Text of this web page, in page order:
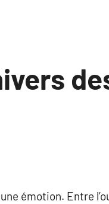
émotion. Entre